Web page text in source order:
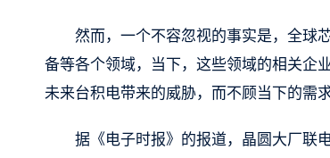
然而，一个不容忽视的事实是，全球
备等各个领域，当下，这些领域的相关企
未来台积电带来的威胁，而不顾当下的需
据《电子时报》的报道，晶圆大厂联